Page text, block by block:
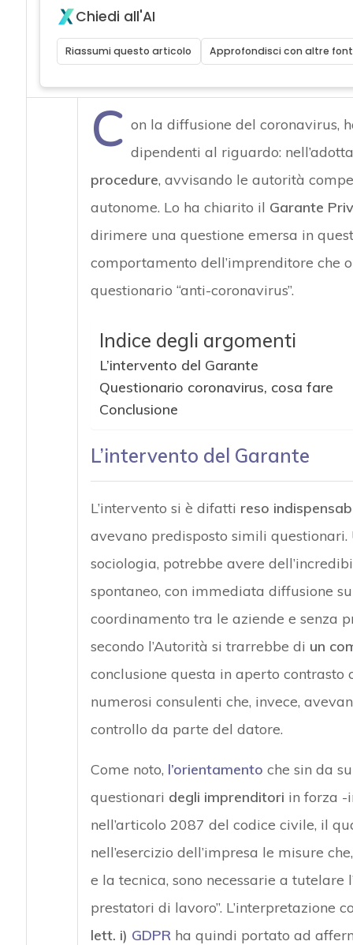
Chiedi all'AI
Riassumi questo articolo Approfondisci con altre
C on la diffusione del coronavirus,
dipendenti al riguardo:
procedure, avvisando le autorità
autonome. Lo ha chiarito il Garante
dirimere una questione emersa in
comportamento dell’imprenditore che
questionario “anti-coronavirus”.
Indice degli argomenti
L’intervento del Garante
Questionario coronavirus, cosa fare
Conclusione
L’intervento del Garante
L’intervento si è difatti reso
avevano predisposto simili
sociologia, potrebbe avere
spontaneo, con immediata diffusione
coordinamento tra le aziende e senza
secondo l’Autorità si trarrebbe di un
conclusione questa in aperto contrasto
numerosi consulenti che, invece,
controllo da parte del datore.
Come noto, l’orientamento che sin da
questionari degli imprenditori in forza -
nell’articolo 2087 del codice civile, il
nell’esercizio dell’impresa le misure
e la tecnica, sono necessarie a
prestatori di lavoro”.
lett. i) GDPRha quindi portato ad